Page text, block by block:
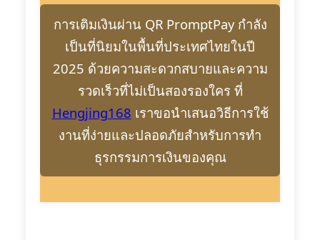
การเติมเงินผ่าน QR PromptPay กำลัง
เป็นที่นิยมในพื้นที่ประเทศไทยในปี
2025 ด้วยความสะดวกสบายและความ
รวดเร็วที่ไม่เป็นสองรองใคร ที่
Hengjing168 เราขอนำเสนอวิธีการใช้
งานที่ง่ายและปลอดภัยสำหรับการทำ
ธุรกรรมการเงินของคุณ